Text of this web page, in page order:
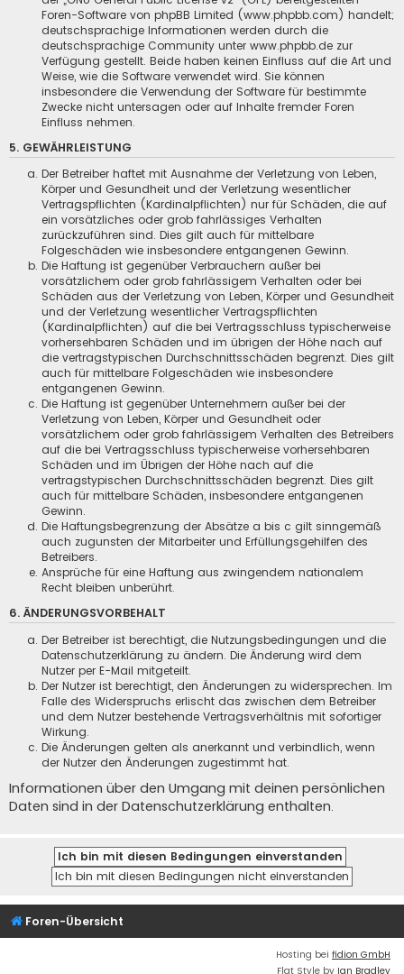
Foren-Software von phpBB Limited (www.phpbb.com) handelt;
deutschsprachige Informationen werden durch die
deutschsprachige Community unter www.phpbb.de zur
Verfügung gestellt. Beide haben keinen Einfluss auf die Art und
Weise, wie die Software verwendet wird. Sie können
insbesondere die Verwendung der Software für bestimmte
Zwecke nicht untersagen oder auf Inhalte fremder Foren
Einfluss nehmen.
5. GEWÄHRLEISTUNG
Der Betreiber haftet mit Ausnahme der Verletzung von Leben,
Körper und Gesundheit und der Verletzung wesentlicher
Vertragspflichten (Kardinalpflichten) nur für Schäden, die auf
ein vorsätzliches oder grob fahrlässiges Verhalten
zurückzuführen sind. Dies gilt auch für mittelbare
Folgeschäden wie insbesondere entgangenen Gewinn.
Die Haftung ist gegenüber Verbrauchern außer bei
vorsätzlichem oder grob fahrlässigem Verhalten oder bei
Schäden aus der Verletzung von Leben, Körper und Gesundheit
und der Verletzung wesentlicher Vertragspflichten
(Kardinalpflichten) auf die bei Vertragsschluss typischerweise
vorhersehbaren Schäden und im übrigen der Höhe nach auf
die vertragstypischen Durchschnittsschäden begrenzt. Dies gilt
auch für mittelbare Folgeschäden wie insbesondere
entgangenen Gewinn.
Die Haftung ist gegenüber Unternehmern außer bei der
Verletzung von Leben, Körper und Gesundheit oder
vorsätzlichem oder grob fahrlässigem Verhalten des Betreibers
auf die bei Vertragsschluss typischerweise vorhersehbaren
Schäden und im Übrigen der Höhe nach auf die
vertragstypischen Durchschnittsschäden begrenzt. Dies gilt
auch für mittelbare Schäden, insbesondere entgangenen
Gewinn.
Die Haftungsbegrenzung der Absätze a bis c gilt sinngemäß
auch zugunsten der Mitarbeiter und Erfüllungsgehilfen des
Betreibers.
Ansprüche für eine Haftung aus zwingendem nationalem
Recht bleiben unberührt.
6. ÄNDERUNGSVORBEHALT
Der Betreiber ist berechtigt, die Nutzungsbedingungen und die
Datenschutzerklärung zu ändern. Die Änderung wird dem
Nutzer per E-Mail mitgeteilt.
Der Nutzer ist berechtigt, den Änderungen zu widersprechen. Im
Falle des Widerspruchs erlischt das zwischen dem Betreiber
und dem Nutzer bestehende Vertragsverhältnis mit sofortiger
Wirkung.
Die Änderungen gelten als anerkannt und verbindlich, wenn
der Nutzer den Änderungen zugestimmt hat.
Informationen über den Umgang mit deinen persönlichen
Daten sind in der Datenschutzerklärung enthalten.
Foren-Übersicht
Hosting bei fidion GmbH
Flat Style by Ian Bradley